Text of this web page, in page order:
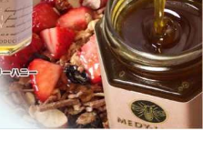
カハニー UMF 10+
250g (MGO 263+)
分析証明書付 ニュ
ージーランド産 蜂
蜜 UMF協会認定 無
添加 無農
3,280円（税込*）
送料無料
328P (10.0%)
クレカ
auかんたん決済